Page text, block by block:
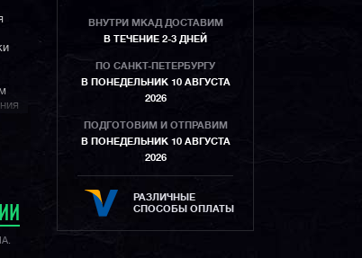
для
ВНУТРИ МКАД ДОСТАВИМ
В ТЕЧЕНИЕ 2-3 ДНЕЙ
ПО САНКТ-ПЕТЕРБУРГУ
В ПОНЕДЕЛЬНИК 10 АВГУСТА
2026
ПОДГОТОВИМ И ОТПРАВИМ
В ПОНЕДЕЛЬНИК 10 АВГУСТА
2026
РАЗЛИЧНЫЕ
СПОСОБЫ ОПЛАТЫ